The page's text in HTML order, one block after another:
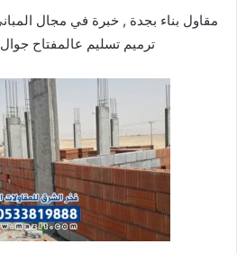
مقاول بناء بجدة , خبرة في مجال
ترميم تسليم عالمفتاح جوال 0533819888